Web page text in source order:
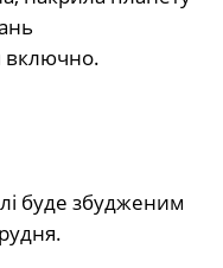
включно.
буде збудженим